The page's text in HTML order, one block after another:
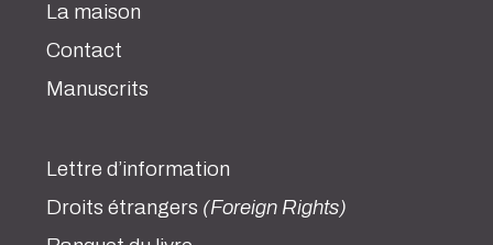
La maison
Contact
Manuscrits
Lettre d’information
Droits étrangers (Foreign Rights)